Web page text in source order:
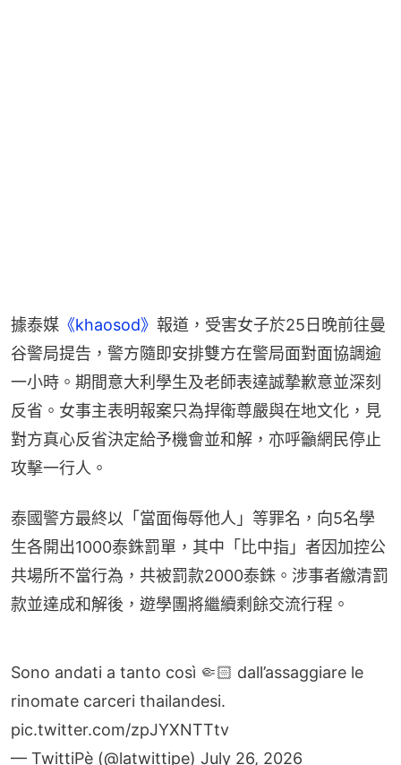
谷警局提告，警方隨即安排雙方在警局面對面協調逾
一小時。期間意大利學生及老師表達誠摯歉意並深刻
反省。女事主表明報案只為捍衛尊嚴與在地文化，見
對方真心反省決定給予機會並和解，亦呼籲網民停止
攻擊一行人。
生各開出1000泰銖罰單，其中「比中指」者因加控公
共場所不當行為，共被罰款2000泰銖。涉事者繳清罰
款並達成和解後，遊學團將繼續剩餘交流行程。
rinomate carceri thailandesi.
pic.twitter.com/zpJYXNTTtv
— TwittiPè (@latwittipe)July 26, 2026